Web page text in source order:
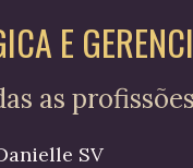
E
as profissões
SV